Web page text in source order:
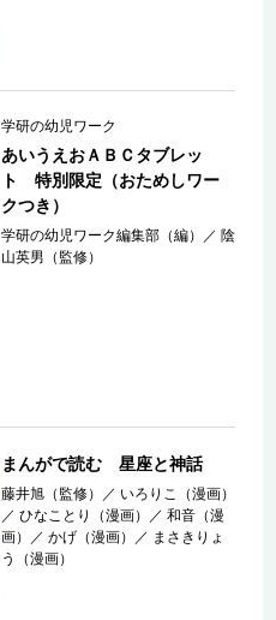
学研の幼児ワーク
あいうえおＡＢＣタブレッ
ト 特別限定（おためしワー
クつき）
学研の幼児ワーク編集部（編） ／ 陰
山英男（監修）
まんがで読む 星座と神話
藤井旭（監修） ／ いろりこ（漫画）
／ひなことり（漫画） ／和音（漫
画）
／かげ（漫画） ／ まさきりょ
う（漫画）